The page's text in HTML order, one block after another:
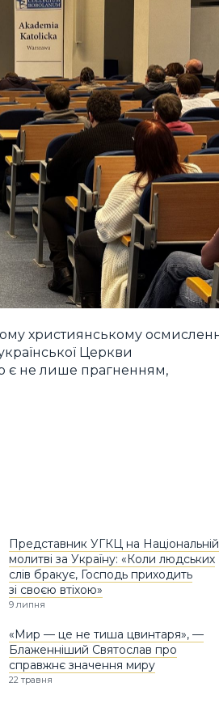
християнському
Церкви
є не лише прагненням,
Представник УГКЦ на Національній
молитві за Україну: «Коли людських
слів бракує, Господь приходить
зі своєю втіхою»
9 липня
«Мир — це не тиша цвинтаря», —
Блаженніший Святослав про
справжнє значення миру
22 травня